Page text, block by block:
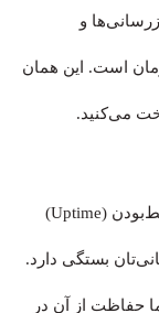
و
است. این همان
می‌کنید.
این مهم‌ترین چالش است. سرعت، امنیت و برخط‌بودن (Uptime)
بستگی دارد.
حفاظت از آن در